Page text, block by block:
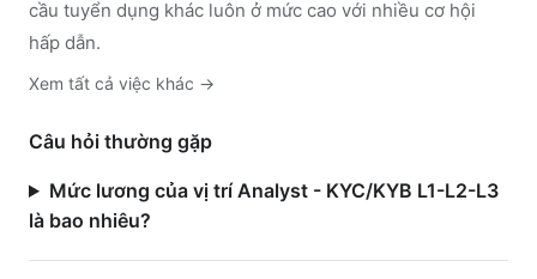
cầu tuyển dụng khác luôn ở mức cao với nhiều cơ hội
hấp dẫn.
Xem tất cả việc khác →
Câu hỏi thường gặp
Mức lương của vị trí Analyst - KYC/KYB L1-L2-L3
là bao nhiêu?